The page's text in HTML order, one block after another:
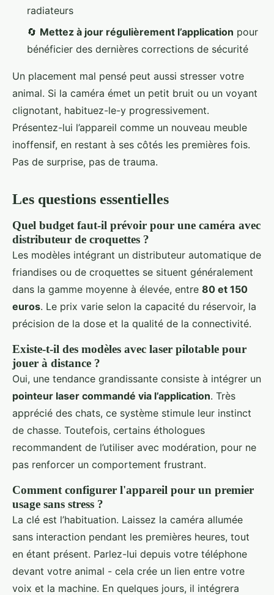
radiateurs
🔄 Mettez à jour régulièrement l’application pour
bénéficier des dernières corrections de sécurité
Un placement mal pensé peut aussi stresser votre
animal. Si la caméra émet un petit bruit ou un voyant
clignotant, habituez-le-y progressivement.
Présentez-lui l’appareil comme un nouveau meuble
inoffensif, en restant à ses côtés les premières fois.
Pas de surprise, pas de trauma.
Les questions essentielles
Quel budget faut-il prévoir pour une caméra avec
distributeur de croquettes ?
Les modèles intégrant un distributeur automatique de
friandises ou de croquettes se situent généralement
dans la gamme moyenne à élevée, entre 80 et 150
euros. Le prix varie selon la capacité du réservoir, la
précision de la dose et la qualité de la connectivité.
Existe-t-il des modèles avec laser pilotable pour
jouer à distance ?
Oui, une tendance grandissante consiste à intégrer un
pointeur laser commandé via l’application. Très
apprécié des chats, ce système stimule leur instinct
de chasse. Toutefois, certains éthologues
recommandent de l’utiliser avec modération, pour ne
pas renforcer un comportement frustrant.
Comment configurer l'appareil pour un premier
usage sans stress ?
La clé est l’habituation. Laissez la caméra allumée
sans interaction pendant les premières heures, tout
en étant présent. Parlez-lui depuis votre téléphone
devant votre animal - cela crée un lien entre votre
voix et la machine. En quelques jours, il intégrera